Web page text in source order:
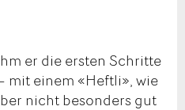
er die ersten Schritte
mit einem «Heftli», wie
nicht besonders gut